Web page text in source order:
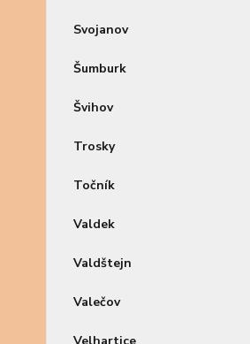
Svojanov
Šumburk
Švihov
Trosky
Točník
Valdek
Valdštejn
Valečov